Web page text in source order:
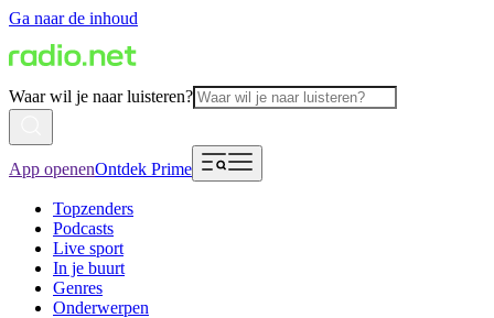
Ga naar de inhoud
Waar wil je naar luisteren?
App openenOntdek Prime
Topzenders
Podcasts
Live sport
In je buurt
Genres
Onderwerpen